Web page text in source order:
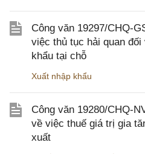
Công văn 19297/CHQ-
việc thủ tục hải quan
khẩu tại chỗ
Xuất nhập khẩu
Công văn 19280/CHQ-
về việc thuế giá trị gia
xuất